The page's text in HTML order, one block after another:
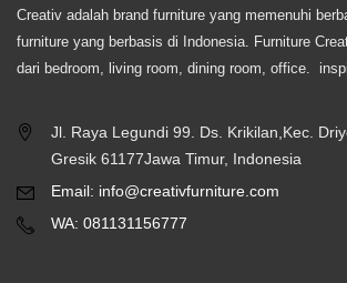
Creativ adalah brand furniture yang memenuhi
furniture yang berbasis di Indonesia. Furniture
dari bedroom, living room, dining room, office.
Jl. Raya Legundi 99. Ds. Krikilan,Kec.
Gresik 61177Jawa Timur, Indonesia
Email: info@creativfurniture.com
WA: 081131156777